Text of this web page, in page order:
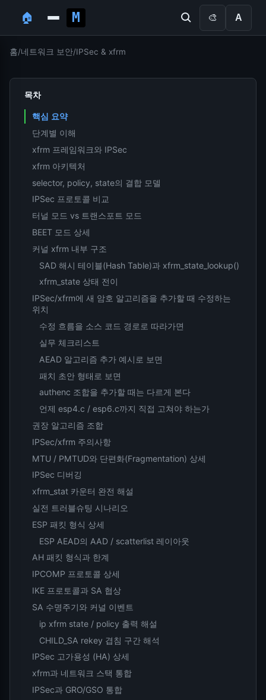
🏠 🎨 A
홈/네트워크 보안/IPSec & xfrm
목차
핵심 요약
단계별 이해
xfrm 프레임워크와 IPSec
xfrm 아키텍처
selector, policy, state의 결합 모델
IPSec 프로토콜 비교
터널 모드 vs 트랜스포트 모드
BEET 모드 상세
커널 xfrm 내부 구조
SAD 해시 테이블(Hash Table)과 xfrm_state_lookup()
xfrm_state 상태 전이
IPSec/xfrm에 새 암호 알고리즘을 추가할 때 수정하는
위치
수정 흐름을 소스 코드 경로로 따라가면
실무 체크리스트
AEAD 알고리즘 추가 예시로 보면
패치 초안 형태로 보면
authenc 조합을 추가할 때는 다르게 본다
언제 esp4.c / esp6.c까지 직접 고쳐야 하는가
권장 알고리즘 조합
IPSec/xfrm 주의사항
MTU / PMTUD와 단편화(Fragmentation) 상세
IPSec 디버깅
xfrm_stat 카운터 완전 해설
실전 트러블슈팅 시나리오
ESP 패킷 형식 상세
ESP AEAD의 AAD / scatterlist 레이아웃
AH 패킷 형식과 한계
IPCOMP 프로토콜 상세
IKE 프로토콜과 SA 협상
SA 수명주기와 커널 이벤트
ip xfrm state / policy 출력 해설
CHILD_SA rekey 겹침 구간 해석
IPSec 고가용성 (HA) 상세
xfrm과 네트워크 스택 통합
IPSec과 GRO/GSO 통합